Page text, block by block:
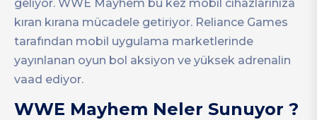
geliyor. WWE Mayhem bu kez mobil cihazlarınıza
kıran kırana mücadele getiriyor. Reliance Games
tarafından mobil uygulama marketlerinde
yayınlanan oyun bol aksiyon ve yüksek adrenalin
vaad ediyor.
WWE Mayhem Neler Sunuyor ?